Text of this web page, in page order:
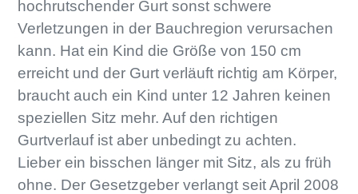
hochrutschender Gurt sonst schwere
Verletzungen in der Bauchregion verursachen
kann. Hat ein Kind die Größe von 150 cm
erreicht und der Gurt verläuft richtig am Körper,
braucht auch ein Kind unter 12 Jahren keinen
speziellen Sitz mehr. Auf den richtigen
Gurtverlauf ist aber unbedingt zu achten.
Lieber ein bisschen länger mit Sitz, als zu früh
ohne. Der Gesetzgeber verlangt seit April 2008